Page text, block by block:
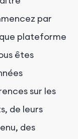
par
plateforme
êtes
sur les
de leurs
des